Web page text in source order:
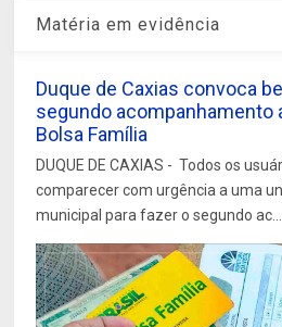
Matéria em evidência
Duque de Caxias convoca
segundo acompanhamento
Bolsa Família
DUQUE DE CAXIAS - Todos os
comparecer com urgência a uma
municipal para fazer o segundo ac...